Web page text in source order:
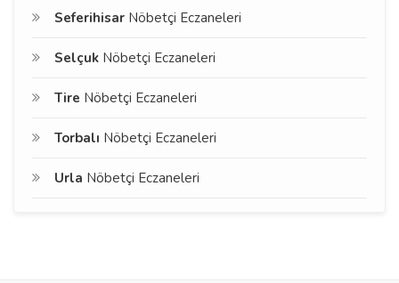
Seferihisar Nöbetçi Eczaneleri
Selçuk Nöbetçi Eczaneleri
Tire Nöbetçi Eczaneleri
Torbalı Nöbetçi Eczaneleri
Urla Nöbetçi Eczaneleri